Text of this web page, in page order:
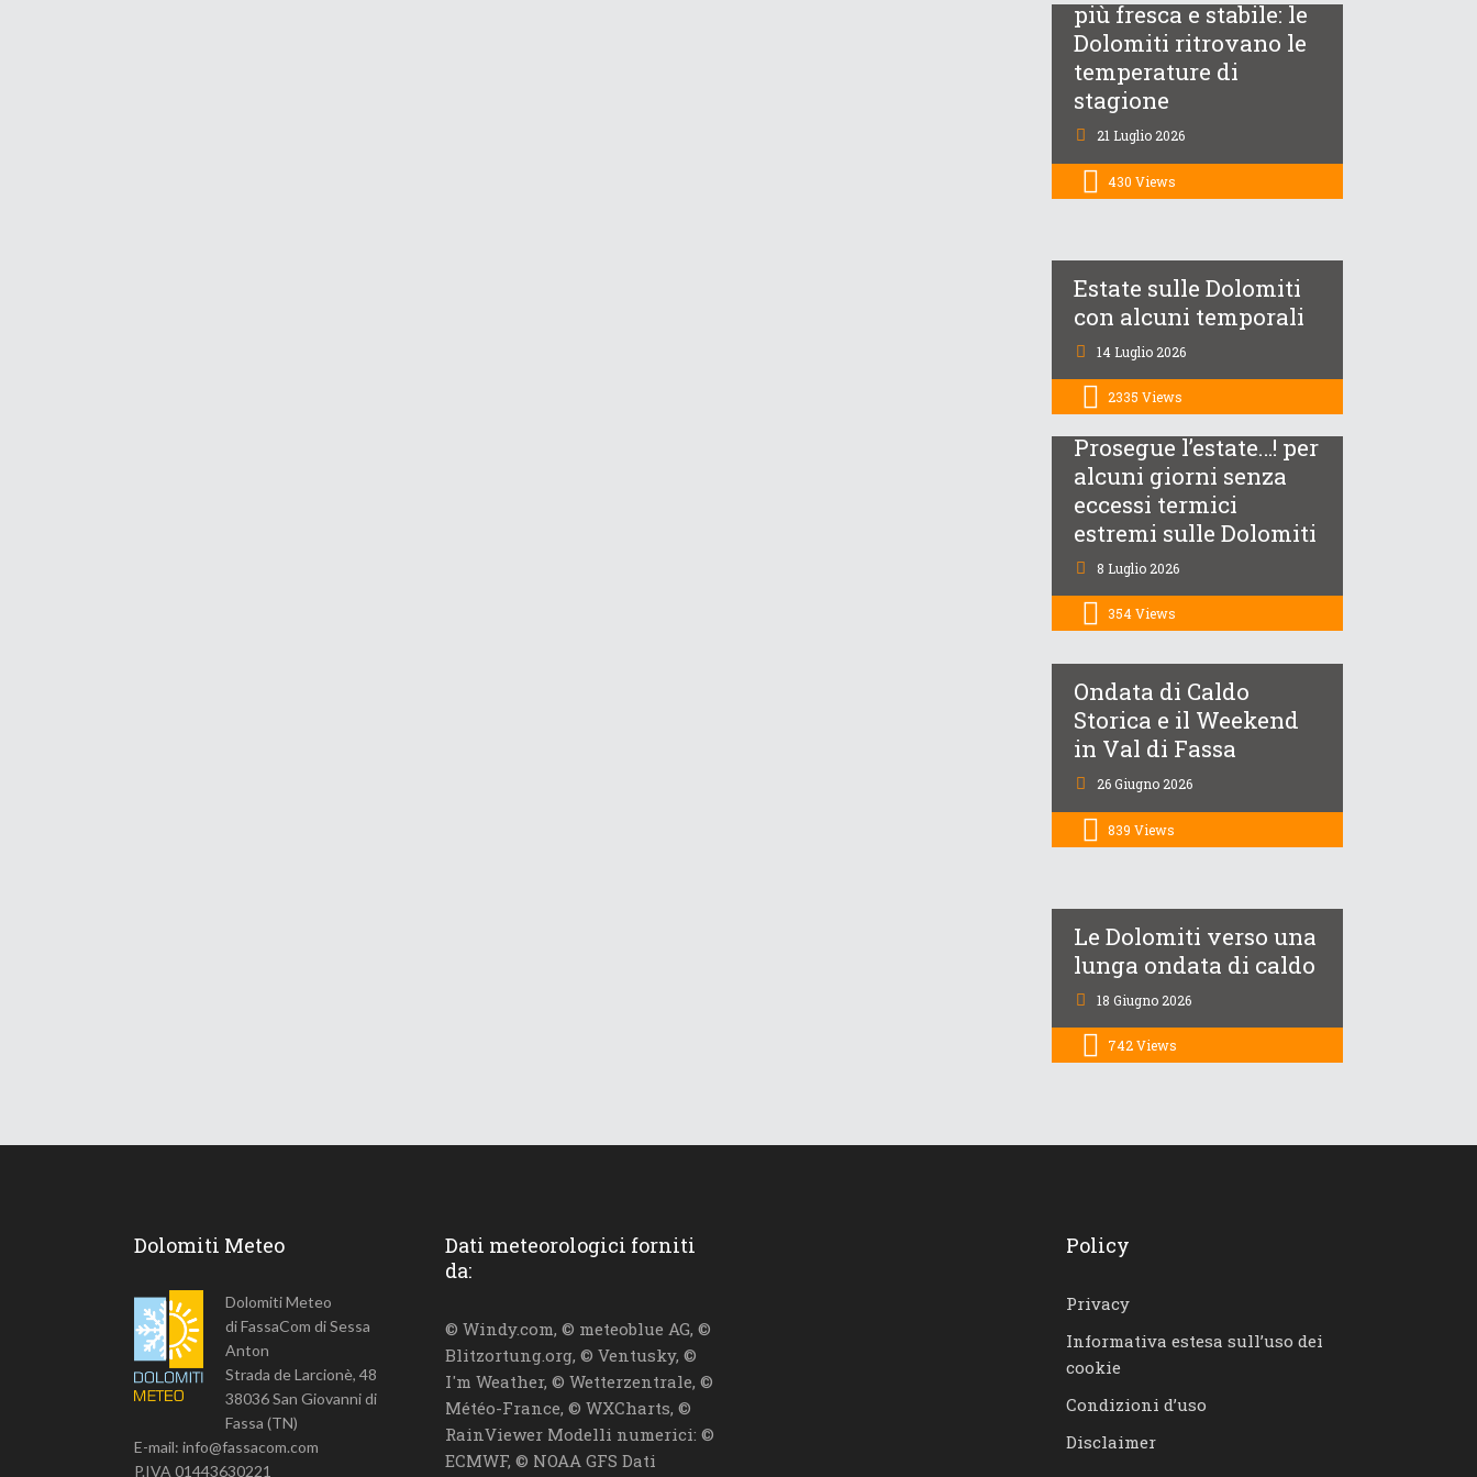
più fresca e stabile: le
Dolomiti ritrovano le
temperature di
stagione
21 Luglio 2026
430 Views
Estate sulle Dolomiti
con alcuni temporali
14 Luglio 2026
2335 Views
Prosegue l’estate…! per
alcuni giorni senza
eccessi termici
estremi sulle Dolomiti
8 Luglio 2026
354Views
Ondata di Caldo
Storica e il Weekend
in Val di Fassa
26 Giugno 2026
839 Views
Le Dolomiti verso una
lunga ondata di caldo
18 Giugno 2026
742Views
Dolomiti Meteo
Dolomiti Meteo
di FassaCom di Sessa
Anton
Strada de Larcionè, 48
38036 San Giovanni di
Fassa (TN)
E-mail: info@fassacom.com
P.IVA 01443630221
Dati meteorologici forniti
da:
© Windy.com, © meteoblue AG, ©
Blitzortung.org, © Ventusky, ©
I'm Weather, © Wetterzentrale, ©
Météo-France, © WXCharts, ©
RainViewer Modelli numerici: ©
ECMWF, © NOAA GFS Dati
Policy
Privacy
Informativa estesa sull’uso dei
cookie
Condizioni d’uso
Disclaimer